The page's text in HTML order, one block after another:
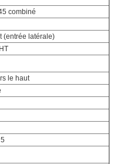
combiné
(entrée latérale)
le haut